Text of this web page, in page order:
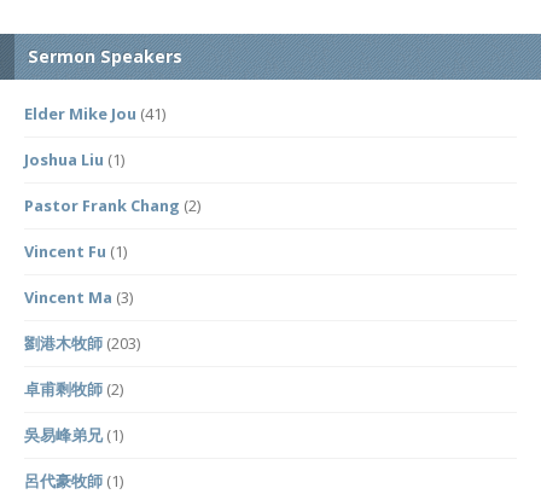
Sermon Speakers
Elder Mike Jou (41)
Joshua Liu (1)
Pastor Frank Chang (2)
Vincent Fu (1)
Vincent Ma (3)
劉港木牧師 (203)
卓甫剩牧師 (2)
吳易峰弟兄(1)
呂代豪牧師 (1)